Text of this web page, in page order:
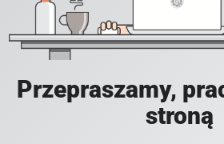
Przepraszamy,
stroną